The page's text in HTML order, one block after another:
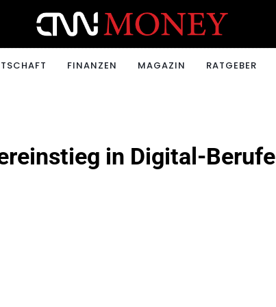
FINANZEN MAGAZIN RATGEBER
in Digital-Berufe